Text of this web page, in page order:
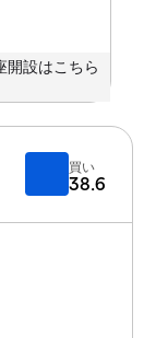
買い
38.6